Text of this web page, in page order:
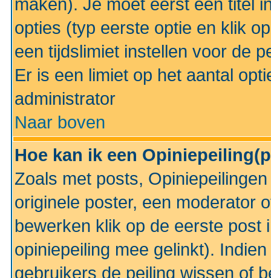
maken). Je moet eerst een titel
opties (typ eerste optie en klik
een tijdslimiet instellen voor de
Er is een limiet op het aantal
administrator
Naar boven
Hoe kan ik een
Zoals met posts,
originele poster, een moderator
bewerken klik op de eerste post
opiniepeiling mee gelinkt).
gebruikers de peiling wissen of